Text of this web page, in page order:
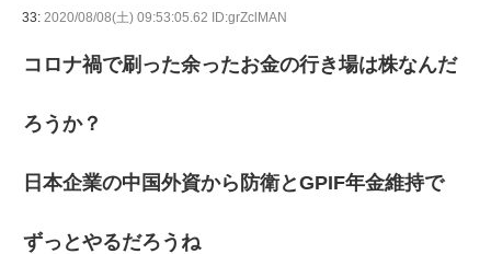
33: 2020/08/08(土) 09:53:05.62 ID:grZclMAN
コロナ禍で刷った余ったお金の行き場は株なんだ
ろうか？
日本企業の中国外資から防衛とGPIF年金維持で
ずっとやるだろうね